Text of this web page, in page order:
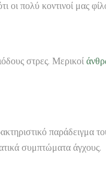
οι πολύ κοντινοί μας
στρες. Μερικοί
συμπτώματα άγχους.